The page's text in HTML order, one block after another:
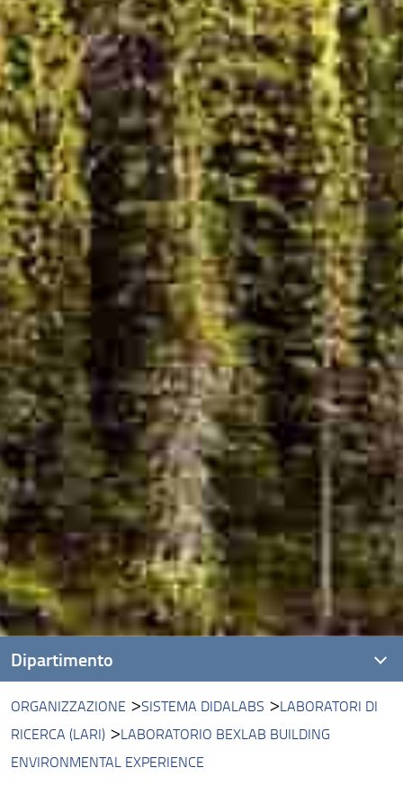
ORGANIZZAZIONE SISTEMA DIDALABS
LABORATORI DI
RICERCA (LARI)
LABORATORIO BEXLAB BUILDING
ENVIRONMENTAL EXPERIENCE
Dipartimento
Presentazione